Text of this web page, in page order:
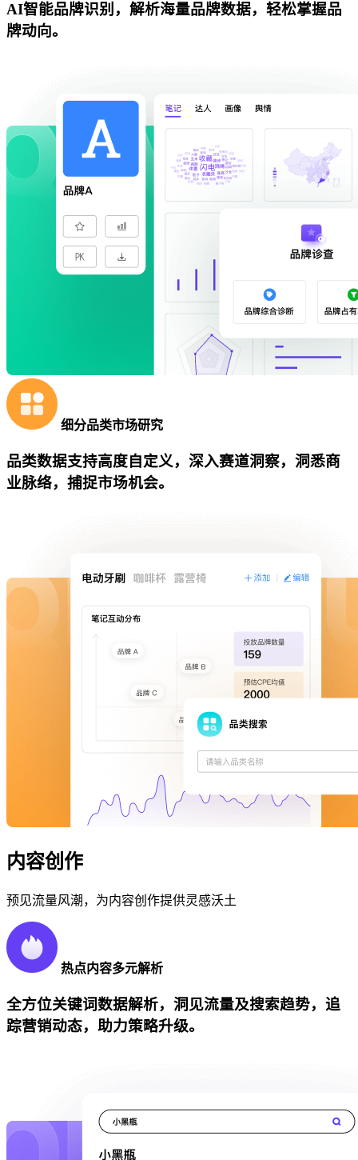
AI智能品牌识别，解析海量品牌数据，轻松掌握品
牌动向。
细分品类市场研究
品类数据支持高度自定义，深入赛道洞察，洞悉商
业脉络，捕捉市场机会。
内容创作
预见流量风潮，为内容创作提供灵感沃土
热点内容多元解析
全方位关键词数据解析，洞见流量及搜索趋势，追
踪营销动态，助力策略升级。